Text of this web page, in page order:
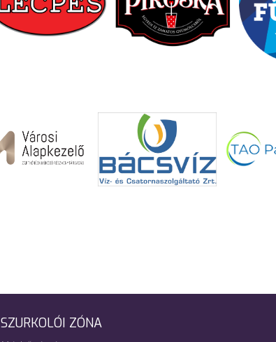
SZURKOLÓI ZÓNA